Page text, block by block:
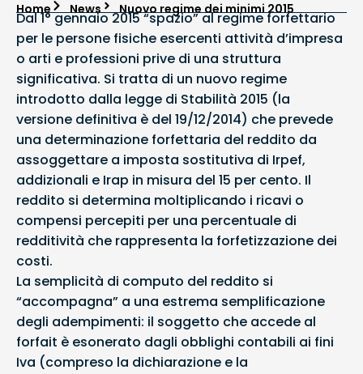
Home News Nuovo regime dei minimi 2015
Dal 1° gennaio 2015 “spazio” al regime forfettario
per le persone fisiche esercenti attività d’impresa
o arti e professioni prive di una struttura
significativa. Si tratta di un nuovo regime
introdotto dalla legge di Stabilità 2015 (la
versione definitiva è del 19/12/2014) che prevede
una determinazione forfettaria del reddito da
assoggettare a imposta sostitutiva di Irpef,
addizionali e Irap in misura del 15 per cento. Il
reddito si determina moltiplicando i ricavi o
compensi percepiti per una percentuale di
redditività che rappresenta la forfetizzazione dei
costi.
La semplicità di computo del reddito si
“accompagna” a una estrema semplificazione
degli adempimenti: il soggetto che accede al
forfait è esonerato dagli obblighi contabili ai fini
Iva (compreso la dichiarazione e la